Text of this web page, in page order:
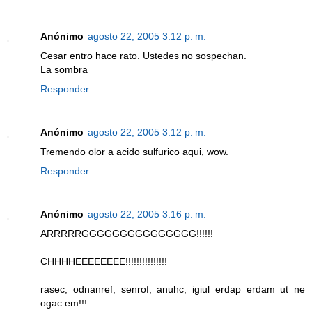
Anónimo agosto 22, 2005 3:12 p. m.
Cesar entro hace rato. Ustedes no sospechan.
La sombra
Responder
Anónimo agosto 22, 2005 3:12 p. m.
Tremendo olor a acido sulfurico aqui, wow.
Responder
Anónimo agosto 22, 2005 3:16 p. m.
ARRRRRGGGGGGGGGGGGGGG!!!!!!
CHHHHEEEEEEEE!!!!!!!!!!!!!!!
rasec, odnanref, senrof, anuhc, igiul erdap erdam ut ne
ogac em!!!